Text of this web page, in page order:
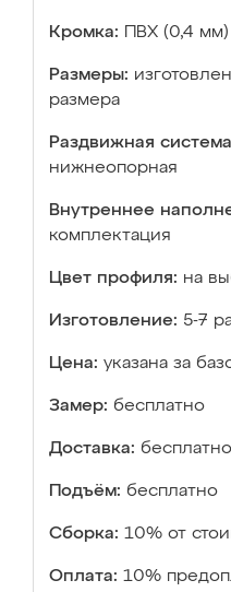
Кромка: ПВХ (0,4 мм)
Размеры:
размера
Раздвижная
нижнеопорная
Внутреннее
комплектация
Цвет профиля: на
Изготовление: 5-7
Цена: указана за
Замер: бесплатно
Доставка: бесплатно
Подъём: бесплатно
Сборка: 10% от
Оплата: 10%